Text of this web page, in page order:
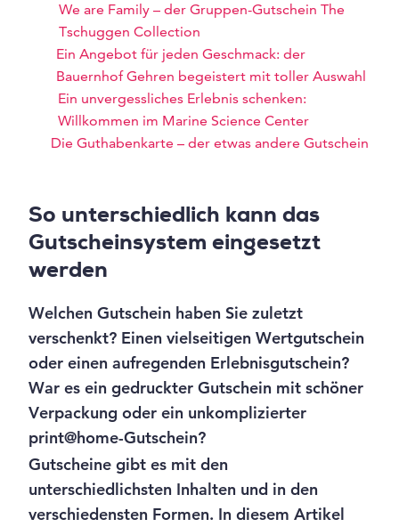
We are Family – der Gruppen-Gutschein The
Tschuggen Collection
Ein Angebot für jeden Geschmack: der
Bauernhof Gehren begeistert mit toller Auswahl
Ein unvergessliches Erlebnis schenken:
Willkommen im Marine Science Center
Die Guthabenkarte – der etwas andere Gutschein
So unterschiedlich kann das
Gutscheinsystem eingesetzt
werden
Welchen Gutschein haben Sie zuletzt
verschenkt? Einen vielseitigen Wertgutschein
oder einen aufregenden Erlebnisgutschein?
War es ein gedruckter Gutschein mit schöner
Verpackung oder ein unkomplizierter
print@home-Gutschein?
Gutscheine gibt es mit den
unterschiedlichsten Inhalten und in den
verschiedensten Formen. In diesem Artikel